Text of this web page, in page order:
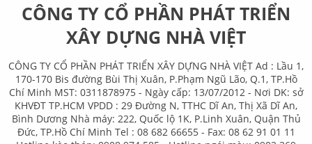
CÔNG TY CỔ PHẦN PHÁT TRIỂN
XÂY DỰNG NHÀ VIỆT
CÔNG TY CỔ PHẦN PHÁT TRIỂN XÂY DỰNG NHÀ VIỆT Ad : Lầu 1,
170-170 Bis đường Bùi Thị Xuân, P.Phạm Ngũ Lão, Q.1, TP.Hồ
Chí Minh MST: 0311878975 - Ngày cấp: 13/07/2012 - Nơi DK: sở
KHVĐT TP.HCM VPDD : 29 Đường N, TTHC Dĩ An, Thị Xã Dĩ An,
Bình Dương Nhà máy: 222, Quốc lộ 1K, P.Linh Xuân, Quận Thủ
Đức, TP.Hồ Chí Minh Tel : 08 682 66655 - Fax: 08 62 91 01 11